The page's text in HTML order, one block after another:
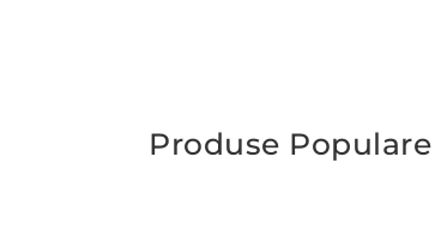
Produse Populare